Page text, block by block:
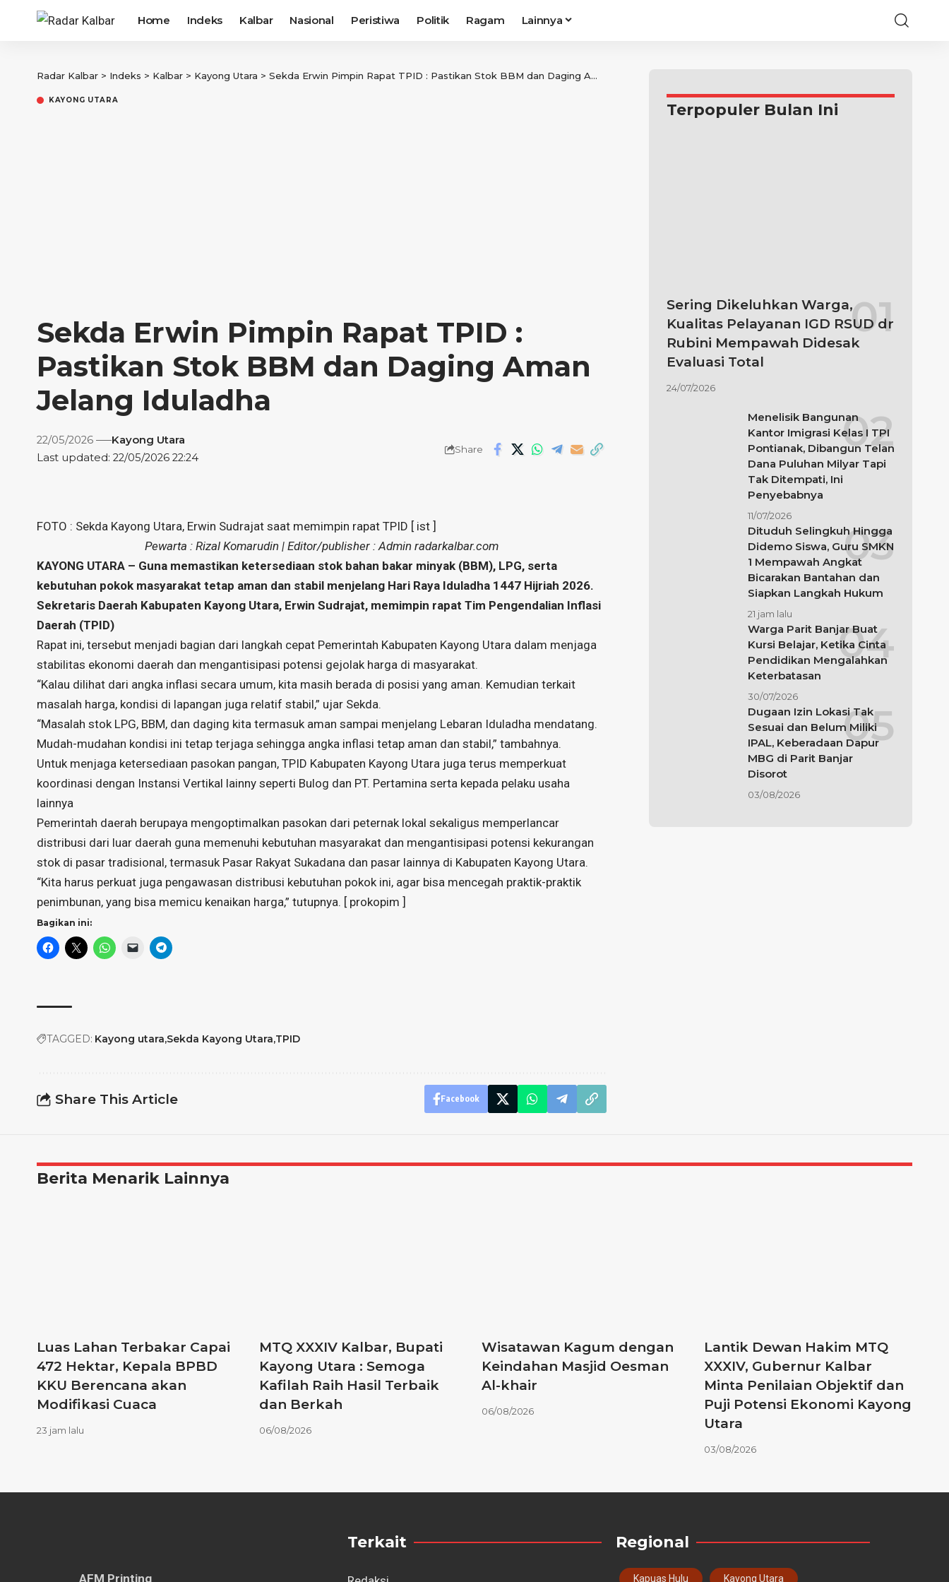
Home Indeks Kalbar Nasional Peristiwa Politik Ragam Lainnya
Radar Kalbar > Indeks > Kalbar > Kayong Utara > Sekda Erwin Pimpin Rapat TPID : Pastikan Stok BBM dan Daging Aman Jelang Iduladha
KAYONG UTARA
Sekda Erwin Pimpin Rapat TPID :
Pastikan Stok BBM dan Daging Aman
Jelang Iduladha
Last updated: 22/05/2026 22:24
22/05/2026 Kayong Utara
Share
FOTO : Sekda Kayong Utara, Erwin Sudrajat saat memimpin rapat TPID [ ist ]
Pewarta : Rizal Komarudin | Editor/publisher : Admin radarkalbar.com
KAYONG UTARA – Guna memastikan ketersediaan stok bahan bakar minyak (BBM), LPG, serta
kebutuhan pokok masyarakat tetap aman dan stabil menjelang Hari Raya Iduladha 1447 Hijriah 2026.
Sekretaris Daerah Kabupaten Kayong Utara, Erwin Sudrajat, memimpin rapat Tim Pengendalian Inflasi
Daerah (TPID)
Rapat ini, tersebut menjadi bagian dari langkah cepat Pemerintah Kabupaten Kayong Utara dalam menjaga
stabilitas ekonomi daerah dan mengantisipasi potensi gejolak harga di masyarakat.
“Kalau dilihat dari angka inflasi secara umum, kita masih berada di posisi yang aman. Kemudian terkait
masalah harga, kondisi di lapangan juga relatif stabil,” ujar Sekda.
“Masalah stok LPG, BBM, dan daging kita termasuk aman sampai menjelang Lebaran Iduladha mendatang.
Mudah-mudahan kondisi ini tetap terjaga sehingga angka inflasi tetap aman dan stabil,” tambahnya.
Untuk menjaga ketersediaan pasokan pangan, TPID Kabupaten Kayong Utara juga terus memperkuat
koordinasi dengan Instansi Vertikal lainny seperti Bulog dan PT. Pertamina serta kepada pelaku usaha
lainnya
Pemerintah daerah berupaya mengoptimalkan pasokan dari peternak lokal sekaligus memperlancar
distribusi dari luar daerah guna memenuhi kebutuhan masyarakat dan mengantisipasi potensi kekurangan
stok di pasar tradisional, termasuk Pasar Rakyat Sukadana dan pasar lainnya di Kabupaten Kayong Utara.
“Kita harus perkuat juga pengawasan distribusi kebutuhan pokok ini, agar bisa mencegah praktik-praktik
penimbunan, yang bisa memicu kenaikan harga,” tutupnya. [ prokopim ]
Bagikan ini:
TAGGED: Kayong utara Sekda Kayong Utara TPID
Share This Article Facebook
Terpopuler Bulan Ini
Sering Dikeluhkan Warga,
Kualitas Pelayanan IGD RSUD dr
Rubini Mempawah Didesak
Evaluasi Total
24/07/2026
Menelisik Bangunan
Kantor Imigrasi Kelas I TPI
Pontianak, Dibangun Telan
Dana Puluhan Milyar Tapi
Tak Ditempati, Ini
Penyebabnya
11/07/2026
Dituduh Selingkuh Hingga
Didemo Siswa, Guru SMKN
1 Mempawah Angkat
Bicarakan Bantahan dan
Siapkan Langkah Hukum
21 jam lalu
Warga Parit Banjar Buat
Kursi Belajar, Ketika Cinta
Pendidikan Mengalahkan
Keterbatasan
30/07/2026
Dugaan Izin Lokasi Tak
Sesuai dan Belum Miliki
IPAL, Keberadaan Dapur
MBG di Parit Banjar
Disorot
03/08/2026
Berita Menarik Lainnya
Luas Lahan Terbakar Capai
472 Hektar, Kepala BPBD
KKU Berencana akan
Modifikasi Cuaca
23 jam lalu
MTQ XXXIV Kalbar, Bupati
Kayong Utara : Semoga
Kafilah Raih Hasil Terbaik
dan Berkah
06/08/2026
Wisatawan Kagum dengan
Keindahan Masjid Oesman
Al-khair
06/08/2026
Lantik Dewan Hakim MTQ
XXXIV, Gubernur Kalbar
Minta Penilaian Objektif dan
Puji Potensi Ekonomi Kayong
Utara
03/08/2026
AFM Printing
Terkait Regional
Kapuas Hulu Kayong Utara